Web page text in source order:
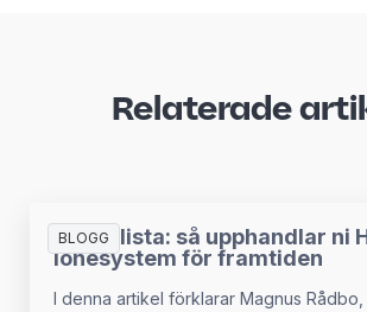
Relaterade
BLOGG
Checklista: så upphandlar ni
lönesystem för framtiden
I denna artikel förklarar Magnus